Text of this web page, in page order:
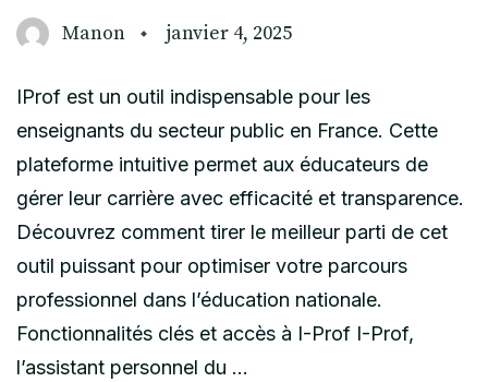
Manon janvier 4, 2025
IProf est un outil indispensable pour les
enseignants du secteur public en France. Cette
plateforme intuitive permet aux éducateurs de
gérer leur carrière avec efficacité et transparence.
Découvrez comment tirer le meilleur parti de cet
outil puissant pour optimiser votre parcours
professionnel dans l’éducation nationale.
Fonctionnalités clés et accès à I-Prof I-Prof,
l’assistant personnel du …